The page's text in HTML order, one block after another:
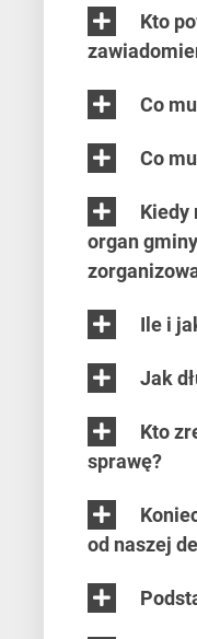
Co
Co
organ
Ile i
Jak
sprawę?
od naszej